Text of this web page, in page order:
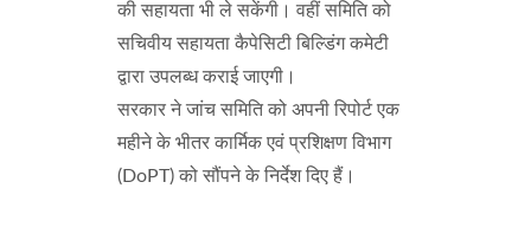
की सहायता भी ले सकेंगी। वहीं समिति को
सचिवीय सहायता कैपेसिटी बिल्डिंग कमेटी
द्वारा उपलब्ध कराई जाएगी।
सरकार ने जांच समिति को अपनी रिपोर्ट एक
महीने के भीतर कार्मिक एवं प्रशिक्षण विभाग
(DoPT) को सौंपने के निर्देश दिए हैं।